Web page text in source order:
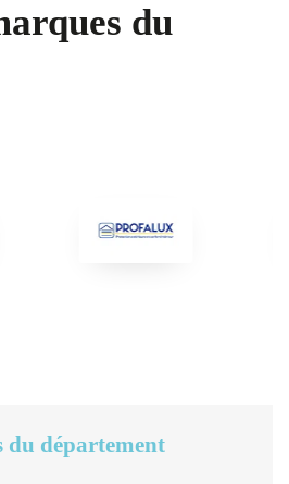
du
du département